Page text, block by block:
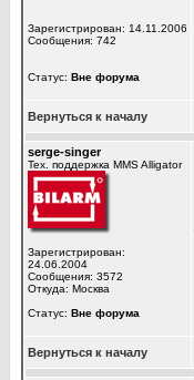
Зарегистрирован: 14.11.2006
Сообщения: 742
Статус: Вне форума
Вернуться к началу
serge-singer
Тех. поддержка MMS Alligator
Зарегистрирован:
24.06.2004
Сообщения: 3572
Откуда: Москва
Статус: Вне форума
Вернуться к началу